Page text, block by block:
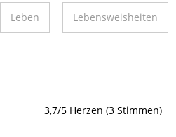
Leben Lebensweisheiten
3,7/5 Herzen (3 Stimmen)